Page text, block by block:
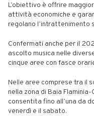
L’obiettivo è offrire
attività economiche e
regolano l’intrattenimento
Confermati anche per il
ascolto musica nelle
cinque aree con fasce
Nelle aree comprese tra il
nella zona di Baia
consentita fino all’una da
venerdì e il sabato.